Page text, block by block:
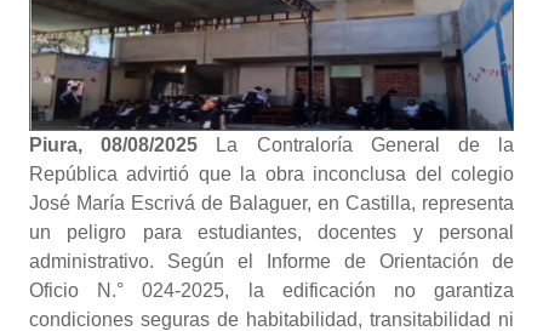
Piura, 08/08/2025
La Contraloría General de la
República advirtió que la obra inconclusa del colegio
José María Escrivá de Balaguer, en Castilla, representa
un peligro para estudiantes, docentes y personal
administrativo. Según el Informe de Orientación de
Oficio N.° 024-2025, la edificación no garantiza
condiciones seguras de habitabilidad, transitabilidad ni